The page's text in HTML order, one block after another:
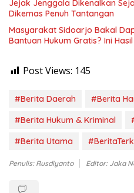
Jejak Jenggala Dikenalkan
Dikemas Penuh Tantangan
Masyarakat Sidoarjo Bakal
Bantuan Hukum Gratis? Ini
Post Views: 145
#Berita Daerah
#Berita
#Berita Hukum & Kriminal
#Berita Utama
Penulis: Rusdiyanto Editor: Jaka